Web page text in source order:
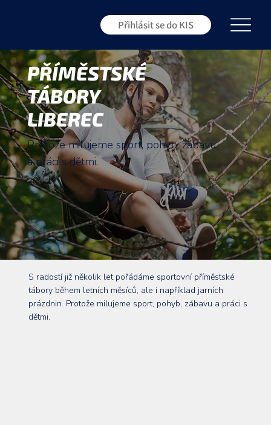
Přihlásit se do KIS
PŘÍMĚSTSKÉ
TÁBORY
LIBEREC
Protože milujeme sport, pohyb, zábavu
a práci s dětmi.
S radostí již několik let pořádáme sportovní příměstské
tábory během letních měsíců, ale i například jarních
prázdnin. Protože milujeme sport, pohyb, zábavu a práci s
dětmi.